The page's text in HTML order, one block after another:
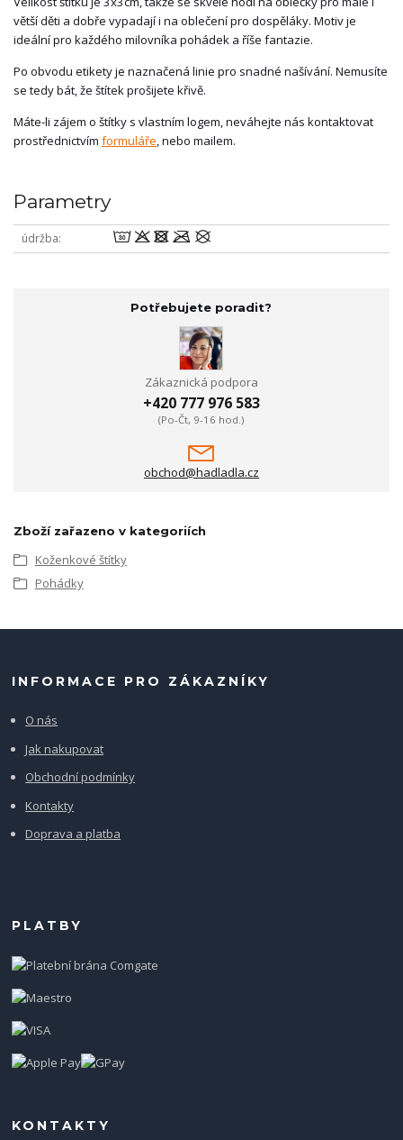
větší děti a dobře vypadají i na oblečení pro dospěláky. Motiv je
ideální pro každého milovníka pohádek a říše fantazie.
Po obvodu etikety je naznačená linie pro snadné našívání. Nemusíte
se tedy bát, že štítek prošijete křivě.
Máte-li zájem o štítky s vlastním logem, neváhejte nás kontaktovat
prostřednictvím formuláře, nebo mailem.
Parametry
údržba wodmU
Potřebujete poradit?
Zákaznická podpora
+420 777 976 583
(Po-Čt, 9-16 hod.)
obchod@hadladla.cz
Zboží zařazeno v kategoriích
Koženkové štítky
Pohádky
INFORMACE PRO ZÁKAZNÍKY
O nás
Jak nakupovat
Obchodní podmínky
Kontakty
Doprava a platba
PLATBY
KONTAKTY